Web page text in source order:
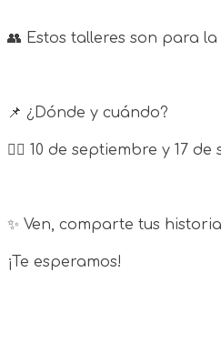
👥 Estos talleres son para
📌 ¿Dónde y cuándo?
👉🏼 10 de septiembre y 17
✨ Ven, comparte tus
¡Te esperamos!